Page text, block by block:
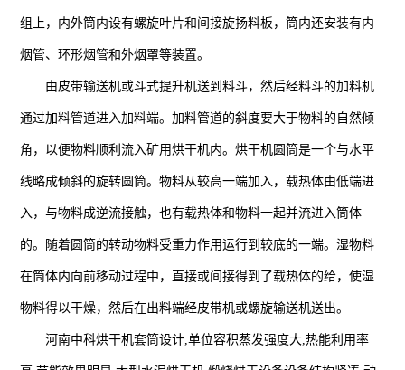
组上，内外筒内设有螺旋叶片和间接旋扬料板，筒内还安装有内
烟管、环形烟管和外烟罩等装置。
由皮带输送机或斗式提升机送到料斗，然后经料斗的加料机
通过加料管道进入加料端。加料管道的斜度要大于物料的自然倾
角，以便物料顺利流入矿用烘干机内。烘干机圆筒是一个与水平
线略成倾斜的旋转圆筒。物料从较高一端加入，载热体由低端进
入，与物料成逆流接触，也有载热体和物料一起并流进入筒体
的。随着圆筒的转动物料受重力作用运行到较底的一端。湿物料
在筒体内向前移动过程中，直接或间接得到了载热体的给，使湿
物料得以干燥，然后在出料端经皮带机或螺旋输送机送出。
河南中科烘干机套筒设计,单位容积蒸发强度大,热能利用率